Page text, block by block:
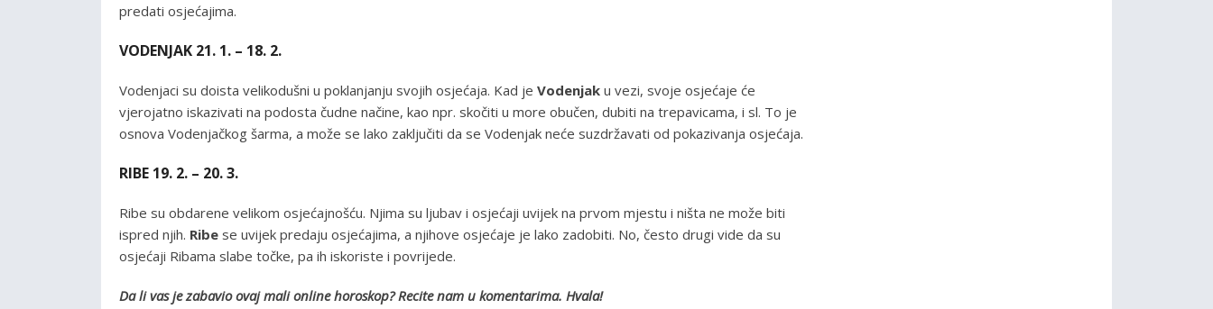
predati osjećajima.
VODENJAK 21. 1. – 18. 2.
Vodenjaci su doista velikodušni u poklanjanju svojih osjećaja. Kad je Vodenjak u vezi, svoje osjećaje će
vjerojatno iskazivati na podosta čudne načine, kao npr. skočiti u more obučen, dubiti na trepavicama, i sl. To je
osnova Vodenjačkog šarma, a može se lako zaključiti da se Vodenjak neće suzdržavati od pokazivanja osjećaja.
RIBE 19. 2. – 20. 3.
Ribe su obdarene velikom osjećajnošću. Njima su ljubav i osjećaji uvijek na prvom mjestu i ništa ne može biti
ispred njih. Ribe se uvijek predaju osjećajima, a njihove osjećaje je lako zadobiti. No, često drugi vide da su
osjećaji Ribama slabe točke, pa ih iskoriste i povrijede.
Da li vas je zabavio ovaj mali online horoskop? Recite nam u komentarima. Hvala!